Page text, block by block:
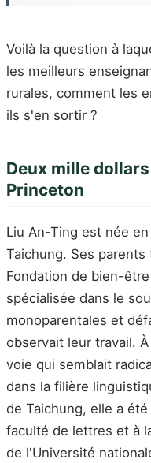
Voilà la question à
les meilleurs
rurales, comment les
ils s'en sortir ?
Deux mille
Princeton
Liu An-Ting est née
Taichung. Ses
Fondation de bien-
spécialisée dans le
monoparentales et
observait leur travail.
voie qui semblait
dans la filière
de Taichung, elle a
faculté de lettres et à
de l'Université